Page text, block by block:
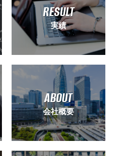
RESULT
実績
ABOUT
会社概要